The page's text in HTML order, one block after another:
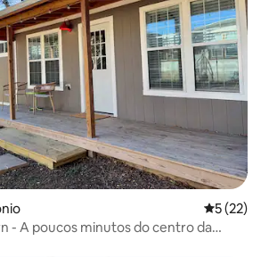
5 de uma
5 (22)
- A poucos minutos do centro da